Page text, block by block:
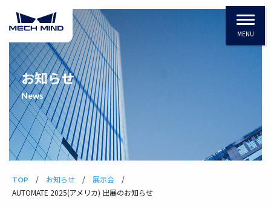
MENU
お知らせ
News
TOP お知らせ
展示会
AUTOMATE 2025(アメリカ) 出展のお知らせ